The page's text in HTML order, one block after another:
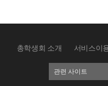
총학생회 소개 서비스이
관련 사이트